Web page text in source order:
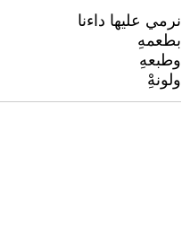
نرمي عليها داءنا
بطعمهِ
وطبعهِ
ولونهِْ